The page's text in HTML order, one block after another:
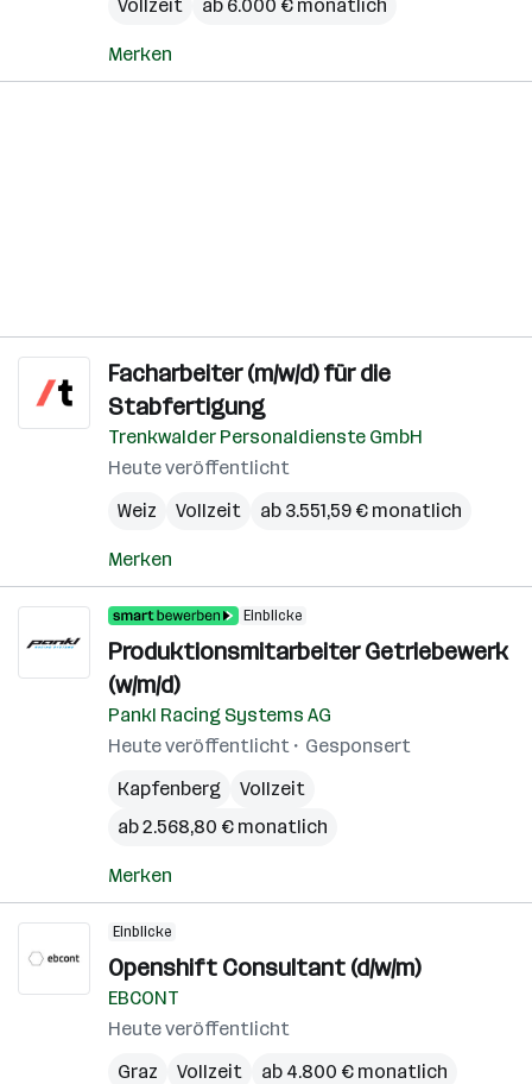
Vollzeit ab 6.000 € monatlich
Merken
Facharbeiter (m/w/d) für die
Stabfertigung
Trenkwalder Personaldienste GmbH
Heute veröffentlicht
Weiz
Vollzeit ab 3.551,59 € monatlich
Merken
Einblicke
Produktionsmitarbeiter Getriebewerk
(w/m/d)
Pankl Racing Systems AG
Heute veröffentlicht
Gesponsert
Kapfenberg
Vollzeit
ab 2.568,80 € monatlich
Merken
Einblicke
Openshift Consultant (d/w/m)
EBCONT
Heute veröffentlicht
Graz
Vollzeit ab 4.800 € monatlich